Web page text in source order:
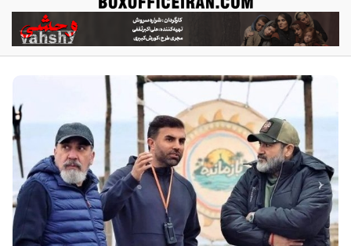
ب
ا
ک
س
ف
ی
س
ا
ی
ر
ا
ن